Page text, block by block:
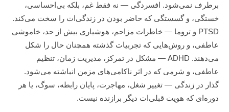
برطرف نمی‌شود. افسردگی — نه فقط غم، بلکه بی‌احساسی،
خستگی، و گسستگی که حاضر بودن در زندگی‌ات را سخت می‌کند.
PTSD و تروما — خاطرات مزاحم، هوشیاری بیش از حد، خاموشی
عاطفی، و روش‌هایی که تجربیات گذشته همچنان حال را شکل
می‌دهند. ADHD — مشکل در تمرکز، مدیریت زمان، تنظیم
عاطفی، و شرمی که در اثر ناکامی‌های مزمن انباشته می‌شود.
گذار در زندگی — تغییر شغل، مهاجرت، پایان رابطه، سوگ، یا هر
دوره‌ای که هویت قبلی‌ات دیگر برازنده نیست.